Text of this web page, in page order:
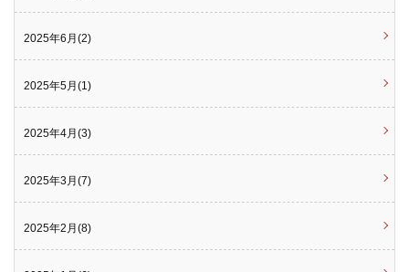
2025年6月(2)
2025年5月(1)
2025年4月(3)
2025年3月(7)
2025年2月(8)